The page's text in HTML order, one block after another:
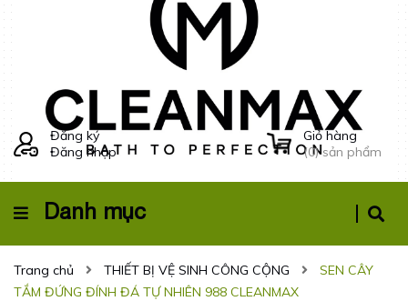
Đăng ký
Đăng nhập
Giỏ hàng
(0) sản phẩm
Danh mục
Trang chủ THIẾT BỊ VỆ SINH CÔNG CỘNG
SEN CÂY
TẮM ĐỨNG ĐÍNH ĐÁ TỰ NHIÊN 988 CLEANMAX